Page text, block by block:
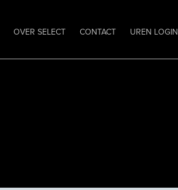
OVER SELECT CONTACT
UREN LOGIN